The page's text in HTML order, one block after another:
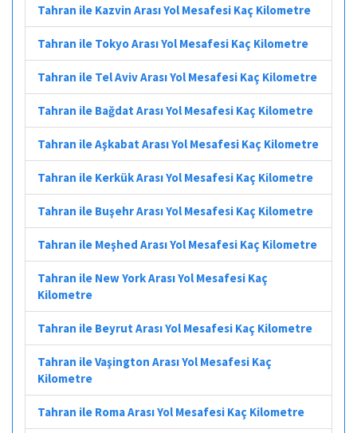
Tahran ile Kazvin Arası Yol Mesafesi Kaç Kilometre
Tahran ile Tokyo Arası Yol Mesafesi Kaç Kilometre
Tahran ile Tel Aviv Arası Yol Mesafesi Kaç Kilometre
Tahran ile Bağdat Arası Yol Mesafesi Kaç Kilometre
Tahran ile Aşkabat Arası Yol Mesafesi Kaç Kilometre
Tahran ile Kerkük Arası Yol Mesafesi Kaç Kilometre
Tahran ile Buşehr Arası Yol Mesafesi Kaç Kilometre
Tahran ile Meşhed Arası Yol Mesafesi Kaç Kilometre
Tahran ile New York Arası Yol Mesafesi Kaç
Kilometre
Tahran ile Beyrut Arası Yol Mesafesi Kaç Kilometre
Tahran ile Vaşington Arası Yol Mesafesi Kaç
Kilometre
Tahran ile Roma Arası Yol Mesafesi Kaç Kilometre